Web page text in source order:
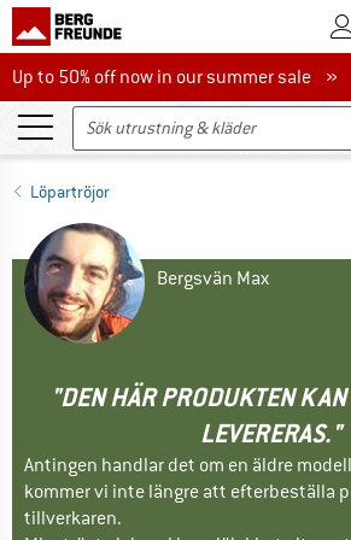
Up to 50% off now in our summer sale
Up to 50% off now in our summer sale »
Löpartröjor
Bergsvän Max
"DEN HÄR PRODUKTEN
LEVERERAS."
Antingen handlar det om en äldre
kommer vi inte längre att efterbeställa
tillverkaren.